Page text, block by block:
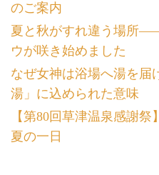
のご案内
夏と秋がすれ違う場所
ウが咲き始めました
なぜ女神は浴場へ湯を届
湯」に込められた意味
【第80回草津温泉感謝
夏の一日